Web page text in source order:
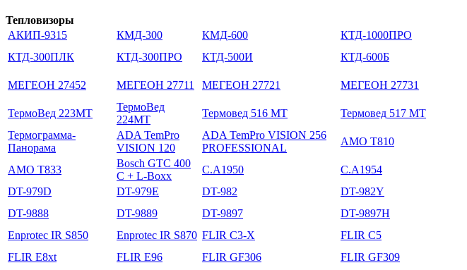
Тепловизоры
АКИП-9315
КМД-300 КМД-600 КТД-1000ПРО
КТД-300ПЛК
КТД-300ПРО КТД-500И КТД-600Б
МЕГЕОН 27452 МЕГЕОН 27711 МЕГЕОН 27721 МЕГЕОН 27731
ТермоВед 223МТ
ТермоВед
224МТ
Термовед 516 МТ Термовед 517 МТ
Термограмма-
Панорама
ADA TemPro
VISION 120
ADA TemPro VISION 256
PROFESSIONAL
AMO T810
AMO T833
Bosch GTC 400
C + L-Boxx
C.A1950 C.A1954
DT-979D
DT-979E DT-982 DT-982Y
DT-9888
DT-9889 DT-9897 DT-9897H
Enprotec IR S850
Enprotec IR S870 FLIR C3-X FLIR C5
FLIR E8xt
FLIR E96 FLIR GF306 FLIR GF309